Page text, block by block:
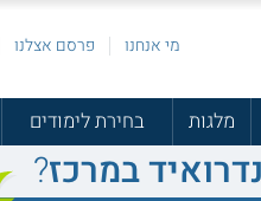
מי אנחנו פרסם אצלנו
מלגות בחירת לימודים
במרכז?